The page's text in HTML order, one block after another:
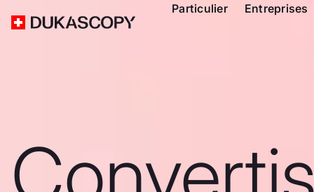
Particulier Entreprises